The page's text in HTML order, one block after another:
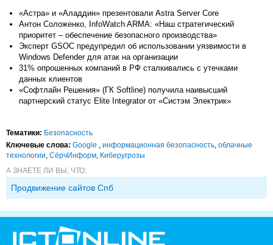
«Астра» и «Аладдин» презентовали Astra Server Core
Антон Соложенко, InfoWatch ARMA: «Наш стратегический
приоритет – обеспечение безопасного производства»
Эксперт GSOC предупредил об использовании уязвимости в
Windows Defender для атак на организации
31% опрошенных компаний в РФ сталкивались с утечками
данных клиентов
«Софтлайн Решения» (ГК Softline) получила наивысший
партнерский статус Elite Integrator от «Систэм Электрик»
Тематики: Безопасность
Ключевые слова: Google , информационная безопасность, облачные
технологии, СёрчИнформ, Киберугрозы
А ЗНАЕТЕ ЛИ ВЫ, ЧТО:
Продвижение сайтов Спб